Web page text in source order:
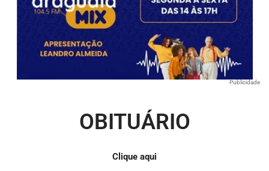
Publicidade
OBITUÁRIO
Clique aqui